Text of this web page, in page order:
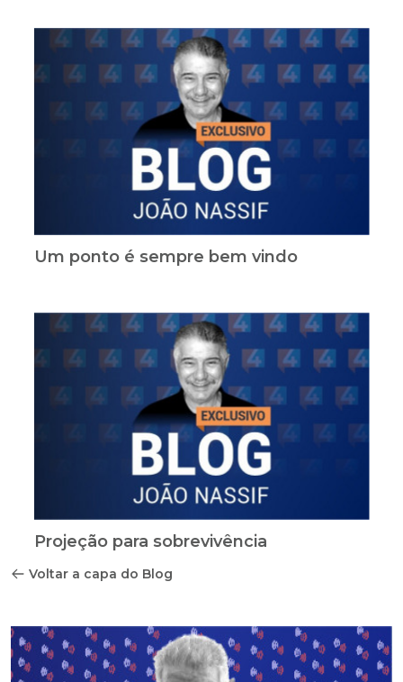
Um ponto é sempre bem vindo
Projeção para sobrevivência
Voltar a capa do Blog